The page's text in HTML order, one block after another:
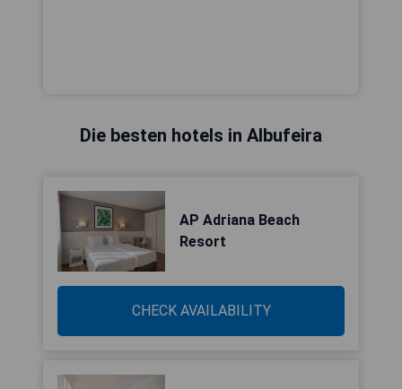
Die besten hotels in Albufeira
AP Adriana Beach
Resort
CHECK AVAILABILITY